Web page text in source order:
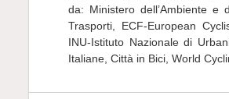
da: Ministero dell’Ambiente e
Trasporti, ECF-European
INU-Istituto Nazionale di
Italiane, Città in Bici, World